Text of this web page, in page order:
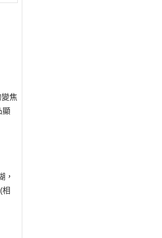
焦
顯
，
相